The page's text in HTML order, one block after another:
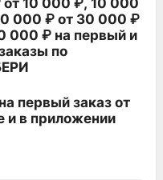
000 ₽ от 30 000 ₽
000 ₽ на первый и
по
первый заказ от
и в приложении